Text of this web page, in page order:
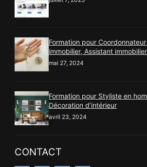
Formation pour
immobilier, Assistant immobilier
mai 27, 2024
Formation pour Styliste en
Décoration d’intérieur
avril 23, 2024
CONTACT